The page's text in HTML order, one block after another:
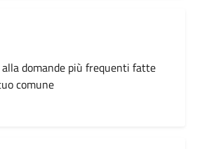
domande più frequenti fatte
comune